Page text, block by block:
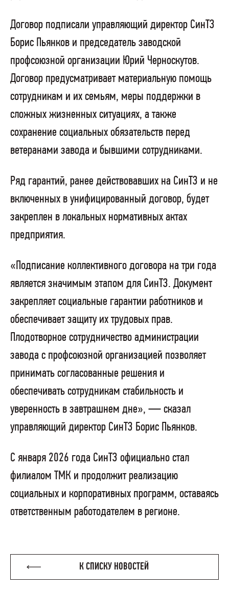
Договор подписали управляющий директор СинТЗ
Борис Пьянков и председатель заводской
профсоюзной организации Юрий Черноскутов.
Договор предусматривает материальную помощь
сотрудникам и их семьям, меры поддержки в
сложных жизненных ситуациях, а также
сохранение социальных обязательств перед
ветеранами завода и бывшими сотрудниками.
Ряд гарантий, ранее действовавших на СинТЗ и не
включенных в унифицированный договор, будет
закреплен в локальных нормативных актах
предприятия.
«Подписание коллективного договора на три года
является значимым этапом для СинТЗ. Документ
закрепляет социальные гарантии работников и
обеспечивает защиту их трудовых прав.
Плодотворное сотрудничество администрации
завода с профсоюзной организацией позволяет
принимать согласованные решения и
обеспечивать сотрудникам стабильность и
уверенность в завтрашнем дне», — сказал
управляющий директор СинТЗ Борис Пьянков.
С января 2026 года СинТЗ официально стал
филиалом ТМК и продолжит реализацию
социальных и корпоративных программ, оставаясь
ответственным работодателем в регионе.
К СПИСКУ НОВОСТЕЙ